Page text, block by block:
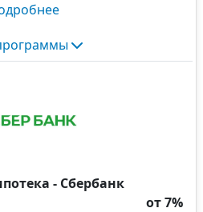
- Сбербанк
от 7%